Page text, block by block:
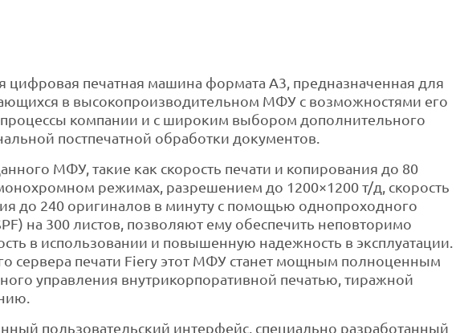
цифровая печатная машина формата A3, предназначенная для
в высокопроизводительном МФУ с возможностями его
компании и с широким выбором дополнительного
постпечатной обработки документов.
МФУ, такие как скорость печати и копирования до 80
режимах, разрешением до 1200×1200 т/д, скорость
до 240 оригиналов в минуту с помощью однопроходного
на 300 листов, позволяют ему обеспечить неповторимо
в использовании и повышенную надежность в эксплуатации.
сервера печати Fiery этот МФУ станет мощным полноценным
управления внутрикорпоративной печатью, тиражной
пользовательский интерфейс, специально разработанный